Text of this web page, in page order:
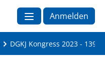
Anmelden
DGKJ Kongress 2023 - 1398